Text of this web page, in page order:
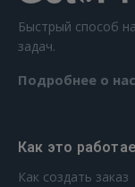
Быстрый способ
задач.
Подробнее о нас
Как это
Как создать заказ